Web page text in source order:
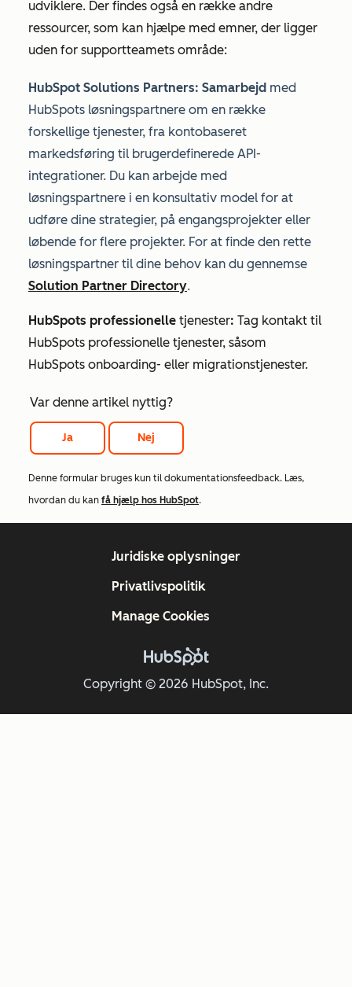
udviklere. Der findes også en række andre
ressourcer, som kan hjælpe med emner, der ligger
uden for supportteamets område:
HubSpot Solutions Partners: Samarbejd med
HubSpots løsningspartnere om en række
forskellige tjenester, fra kontobaseret
markedsføring til brugerdefinerede API-
integrationer. Du kan arbejde med
løsningspartnere i en konsultativ model for at
udføre dine strategier, på engangsprojekter eller
løbende for flere projekter. For at finde den rette
løsningspartner til dine behov kan du gennemse
Solution Partner Directory.
HubSpots professionelle tjenester: Tag kontakt til
HubSpots professionelle tjenester, såsom
HubSpots onboarding- eller migrationstjenester.
Var denne artikel nyttig?
Ja Nej
Denne formular bruges kun til dokumentationsfeedback. Læs,
hvordan du kan få hjælp hos HubSpot.
Copyright © 2026 HubSpot, Inc.
Juridiske oplysninger
Privatlivspolitik
Manage Cookies